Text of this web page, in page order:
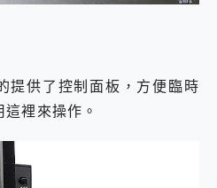
提供了控制面板，方便臨時
裡來操作。